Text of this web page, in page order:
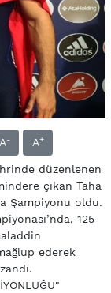
A- A+
düzenlenen
çıkan Taha
Şampiyonu oldu.
125
ederek